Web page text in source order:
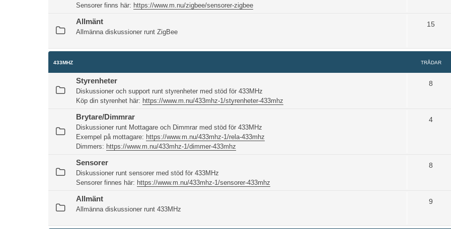
Sensorer finns här: https://www.m.nu/zigbee/sensorer-zigbee
Allmänt
Allmänna diskussioner runt ZigBee
15
433MHZ TRÅDAR
Styrenheter
Diskussioner och support runt styrenheter med stöd för 433MHz
Köp din styrenhet här: https://www.m.nu/433mhz-1/styrenheter-433mhz
8
Brytare/Dimmrar
Diskussioner runt Mottagare och Dimmrar med stöd för 433MHz
Exempel på mottagare: https://www.m.nu/433mhz-1/rela-433mhz
Dimmers: https://www.m.nu/433mhz-1/dimmer-433mhz
4
Sensorer
Diskussioner runt sensorer med stöd för 433MHz
Sensorer finnes här: https://www.m.nu/433mhz-1/sensorer-433mhz
8
Allmänt
Allmänna diskussioner runt 433MHz
9